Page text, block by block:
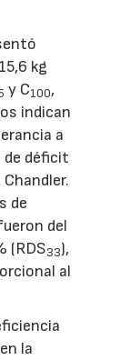
kg
y C100,
indican
a
de déficit
de
del
(RDS33),
al
la